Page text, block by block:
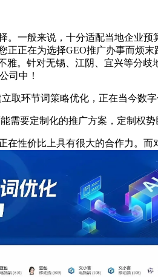
一般来说，十分适配当地企业预
正在为选择GEO推广办事而烦
。针对无锡、江阴、宜兴等分歧
司中！
环节词策略优化，正在当今数字
要定制化的推广方案，定制权势
性价比上具有很大的合作力。而